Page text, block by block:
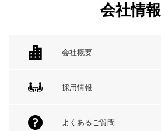
会社情報
会社概要
採用情報
よくあるご質問